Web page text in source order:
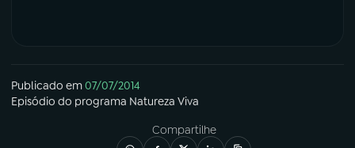
Publicado em07/07/2014
Episódio do programa Natureza Viva
Compartilhe